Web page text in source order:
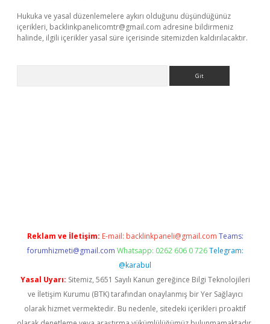
Hukuka ve yasal düzenlemelere aykırı olduğunu düşündüğünüz
içerikleri, backlinkpanelicomtr@gmail.com adresine bildirmeniz
halinde, ilgili içerikler yasal süre içerisinde sitemizden kaldırılacaktır.
Reklam ve İletişim: E-mail: backlinkpaneli@gmail.com Teams:
forumhizmeti@gmail.com Whatsapp: 0262 606 0 726 Telegram:
@karabul
Yasal Uyarı: Sitemiz, 5651 Sayılı Kanun gereğince Bilgi Teknolojileri
ve İletişim Kurumu (BTK) tarafından onaylanmış bir Yer Sağlayıcı
olarak hizmet vermektedir. Bu nedenle, sitedeki içerikleri proaktif